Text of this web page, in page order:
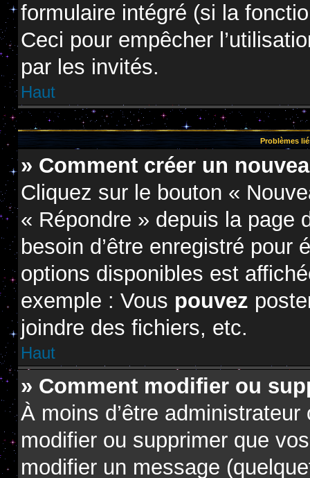
formulaire intégré (si la
Ceci pour empêcher
par les invités.
Haut
Problèmes
» Comment créer un
Cliquez sur le bouton «
« Répondre » depuis la page
besoin d’être enregistré
options disponibles est
exemple : Vous pouvez
joindre des fichiers, etc.
Haut
» Comment modifier ou
À moins d’être
modifier ou supprimer que
modifier un message